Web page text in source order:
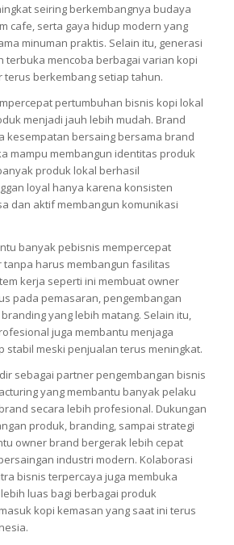
seiring berkembangnya budaya
cafe, serta gaya hidup modern yang
minuman praktis. Selain itu, generasi
terbuka mencoba berbagai varian kopi
terus berkembang setiap tahun.
pertumbuhan bisnis kopi lokal
menjadi jauh lebih mudah. Brand
kesempatan bersaing bersama brand
mampu membangun identitas produk
produk lokal berhasil
loyal hanya karena konsisten
dan aktif membangun komunikasi
banyak pebisnis mempercepat
harus membangun fasilitas
kerja seperti ini membuat owner
pada pemasaran, pengembangan
yang lebih matang. Selain itu,
juga membantu menjaga
stabil meski penjualan terus meningkat.
sebagai partner pengembangan bisnis
yang membantu banyak pelaku
secara lebih profesional. Dukungan
produk, branding, sampai strategi
owner brand bergerak lebih cepat
industri modern. Kolaborasi
bisnis terpercaya juga membuka
luas bagi berbagai produk
kopi kemasan yang saat ini terus